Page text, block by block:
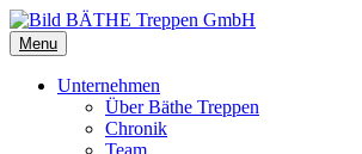
Menu
Unternehmen
Über Bäthe Treppen
Chronik
Team